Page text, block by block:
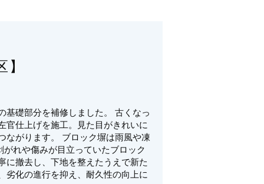
基礎部分を補修しました。 古くなっ
官仕上げを施工。見た目がきれいに
ながります。 ブロック塀は雨風や凍
れや傷みが目立っていたブロック
に撤去し、下地を整えたうえで新た
劣化の進行を抑え、耐久性の向上に